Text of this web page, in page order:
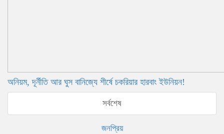
অনিয়ম, দূর্নীতি আর ঘুস বানিজ্যে শীর্ষে চকরিয়ার হারবাং ইউনিয়ন!
সর্বশেষ
জনপ্রিয়